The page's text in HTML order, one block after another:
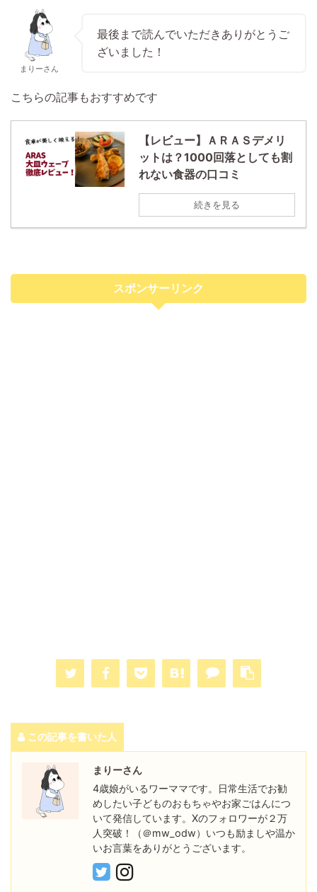
まりーさん
最後まで読んでいただきありがとうご
ざいました！
こちらの記事もおすすめです
【レビュー】ＡＲＡＳデメリ
ットは？1000回落としても割
れない食器の口コミ
続きを見る
スポンサーリンク
この記事を書いた人
まりーさん
4歳娘がいるワーママです。日常生活でお勧
めしたい子どものおもちゃやお家ごはんにつ
いて発信しています。Xのフォロワーが２万
人突破！（＠mw_odw）いつも励ましや温か
いお言葉をありがとうございます。